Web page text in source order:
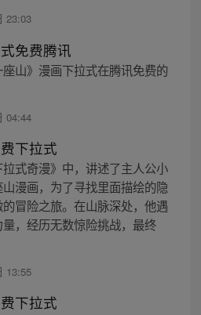
23:03
免费腾讯
山》漫画下拉式在腾讯免费的
04:44
下拉式
拉式奇漫》中，讲述了主人公小
漫画，为了寻找里面描绘的隐
冒险之旅。在山脉深处，他遇
，经历无数惊险挑战，最终
13:55
下拉式